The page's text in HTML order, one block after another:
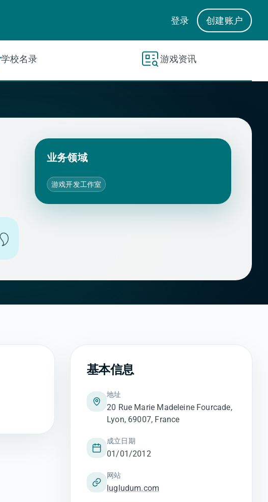
登录 创建账户
学校名录 游戏资讯
业务领域
游戏开发工作室
基本信息
地址
20 Rue Marie Madeleine Fourcade,
Lyon, 69007, France
成立日期
01/01/2012
网站
lugludum.com